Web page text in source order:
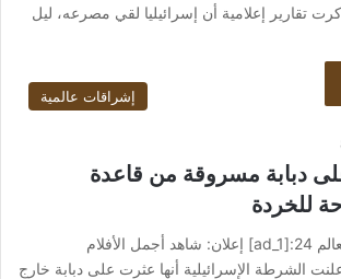
2021 ذكرت تقارير إعلامية أن إسرائيليا لقي مصرعه، ليل
إشراقات عالمية
دبابة مسروقة من قاعدة
للخردة
من صحيفة اشراق العالم 24:[ad_1] إعلان: شاهد أجمل الأفلام
2021 أعلنت الشرطة الإسرائيلية أنها عثرت على دبابة خارج